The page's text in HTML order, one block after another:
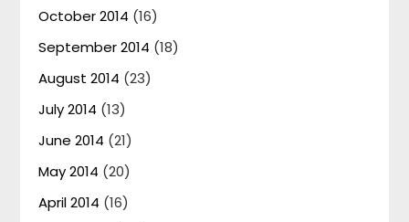
October 2014 (16)
September 2014 (18)
August 2014 (23)
July 2014 (13)
June 2014 (21)
May 2014 (20)
April 2014 (16)